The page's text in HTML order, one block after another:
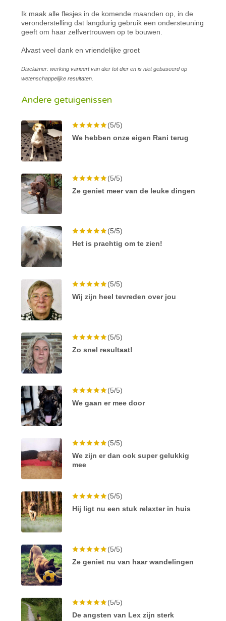
Ik maak alle flesjes in de komende maanden op, in de
veronderstelling dat langdurig gebruik een ondersteuning
geeft om haar zelfvertrouwen op te bouwen.
Alvast veel dank en vriendelijke groet
Disclaimer: werking varieert van dier tot dier en is niet gebaseerd op
wetenschappelijke resultaten.
Andere getuigenissen
(5/5)
We hebben onze eigen Rani terug
(5/5)
Ze geniet meer van de leuke dingen
(5/5)
Het is prachtig om te zien!
(5/5)
Wij zijn heel tevreden over jou
(5/5)
Zo snel resultaat!
(5/5)
We gaan er mee door
(5/5)
We zijn er dan ook super gelukkig
mee
(5/5)
Hij ligt nu een stuk relaxter in huis
(5/5)
Ze geniet nu van haar wandelingen
(5/5)
De angsten van Lex zijn sterk